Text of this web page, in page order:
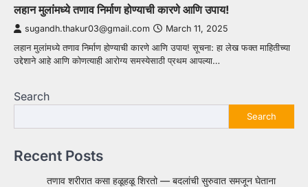
लहान मुलांमध्ये तणाव निर्माण होण्याची कारणे आणि उपाय!
sugandh.thakur03@gmail.com March 11, 2025
लहान मुलांमध्ये तणाव निर्माण होण्याची कारणे आणि उपाय! सूचना: हा लेख फक्त माहितीच्या
उद्देशाने आहे आणि कोणत्याही आरोग्य समस्येसाठी प्रथम आपल्या…
Search
Search
Recent Posts
तणाव शरीरात कसा हळूहळू शिरतो — बदलांची सुरुवात समजून घेताना